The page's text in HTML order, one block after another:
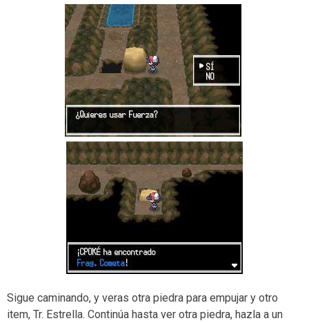
Sigue caminando, y veras otra piedra para empujar y otro
item, Tr. Estrella. Continúa hasta ver otra piedra, hazla a un